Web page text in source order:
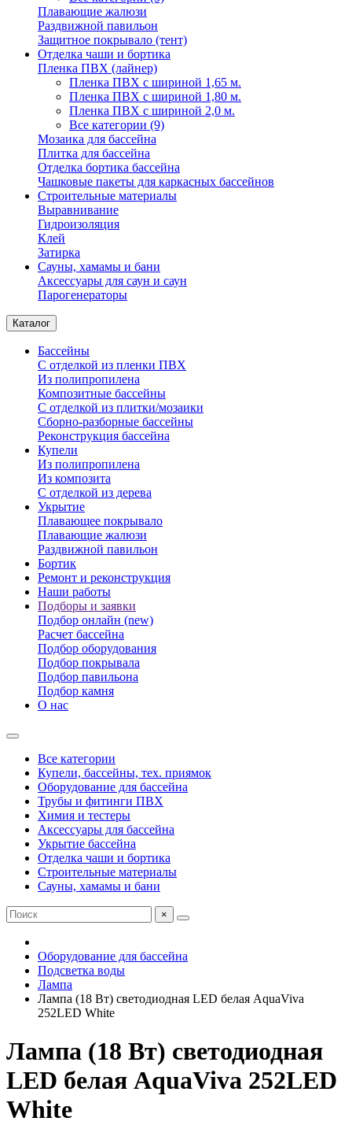
Плавающие жалюзи
Раздвижной павильон
Защитное покрывало (тент)
Отделка чаши и бортика
Пленка ПВХ (лайнер)
Пленка ПВХ с шириной 1,65 м.
Пленка ПВХ с шириной 1,80 м.
Пленка ПВХ с шириной 2,0 м.
Все категории (9)
Мозаика для бассейна
Плитка для бассейна
Отделка бортика бассейна
Чашковые пакеты для каркасных бассейнов
Строительные материалы
Выравнивание
Гидроизоляция
Клей
Затирка
Сауны, хамамы и бани
Аксессуары для саун и саун
Парогенераторы
Каталог
Бассейны
С отделкой из пленки ПВХ
Из полипропилена
Композитные бассейны
С отделкой из плитки/мозаики
Сборно-разборные бассейны
Реконструкция бассейна
Купели
Из полипропилена
Из композита
С отделкой из дерева
Укрытие
Плавающее покрывало
Плавающие жалюзи
Раздвижной павильон
Бортик
Ремонт и реконструкция
Наши работы
Подборы и заявки
Подбор онлайн (new)
Расчет бассейна
Подбор оборудования
Подбор покрывала
Подбор павильона
Подбор камня
О нас
Все категории
Купели, бассейны, тех. приямок
Оборудование для бассейна
Трубы и фитинги ПВХ
Химия и тестеры
Аксессуары для бассейна
Укрытие бассейна
Отделка чаши и бортика
Строительные материалы
Сауны, хамамы и бани
×
Оборудование для бассейна
Подсветка воды
Лампа
Лампа (18 Вт) светодиодная LED белая AquaViva
252LED White
Лампа (18 Вт) светодиодная
LED белая AquaViva 252LED
White